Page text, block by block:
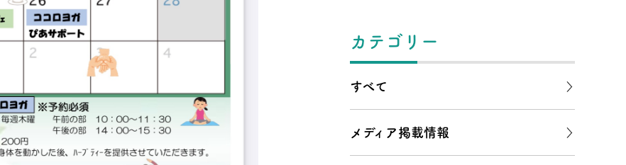
カテゴリー
すべて
メディア掲載情報